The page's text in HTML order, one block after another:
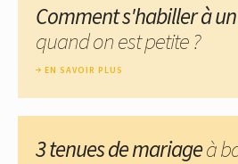
Comment s'habiller à
quand on est petite ?
EN SAVOIR PLUS
3 tenues de mariageà